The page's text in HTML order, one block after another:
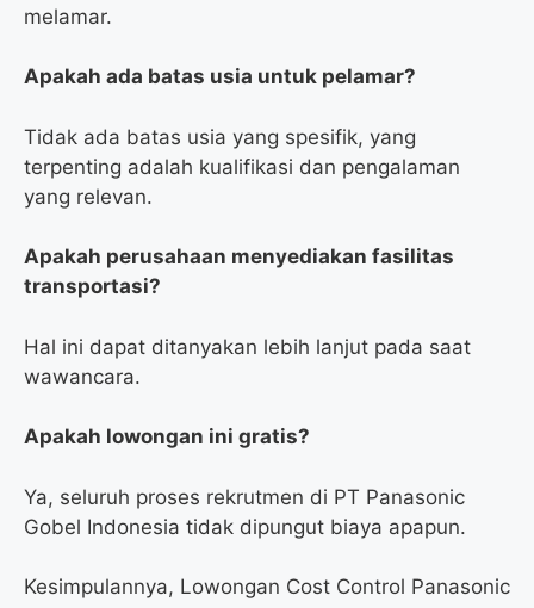
melamar.
Apakah ada batas usia untuk pelamar?
Tidak ada batas usia yang spesifik, yang
terpenting adalah kualifikasi dan pengalaman
yang relevan.
Apakah perusahaan menyediakan fasilitas
transportasi?
Hal ini dapat ditanyakan lebih lanjut pada saat
wawancara.
Apakah lowongan ini gratis?
Ya, seluruh proses rekrutmen di PT Panasonic
Gobel Indonesia tidak dipungut biaya apapun.
Kesimpulannya, Lowongan Cost Control Panasonic